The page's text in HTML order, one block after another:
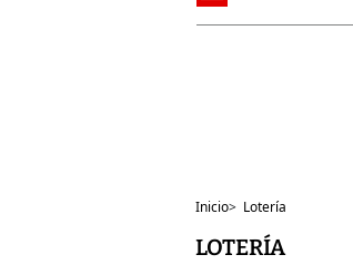
Inicio> Lotería
LOTERÍA